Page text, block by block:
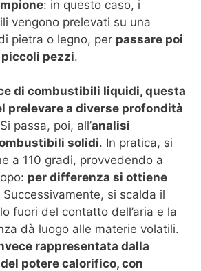
: in questo caso, i
vengono prelevati su una
pietra o legno, per passare poi
pezzi.
di combustibili liquidi, questa
prelevare a diverse profondità
passa, poi, all’analisi
solidi. In pratica, si
a 110 gradi, provvedendo a
per differenza si ottiene
Successivamente, si scalda il
fuori del contatto dell’aria e la
dà luogo alle materie volatili.
rappresentata dalla
potere calorifico, con